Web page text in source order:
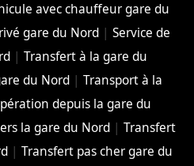
avec chauffeur gare du
gare du Nord |Service de
| Transfert à la gare du
du Nord| Transport à la
depuis la gare du
la gare du Nord| Transfert
| Transfert pas cher gare du